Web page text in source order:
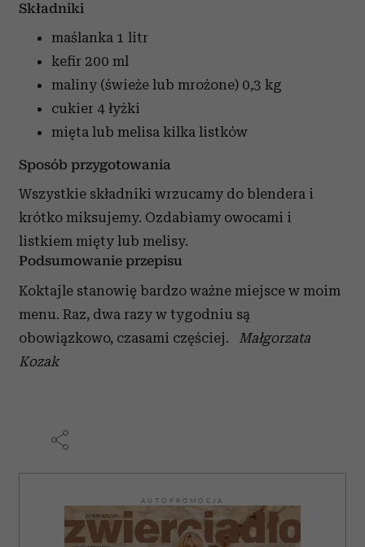
Składniki
maślanka 1 litr
kefir 200 ml
maliny (świeże lub mrożone) 0,3 kg
cukier 4 łyżki
mięta lub melisa kilka listków
Sposób przygotowania
Wszystkie składniki wrzucamy do blendera i
krótko miksujemy. Ozdabiamy owocami i
listkiem mięty lub melisy.
Podsumowanie przepisu
Koktajle stanowię bardzo ważne miejsce w moim
menu. Raz, dwa razy w tygodniu są
obowiązkowo, czasami częściej. Małgorzata
Kozak
AUTOPROMOCJA